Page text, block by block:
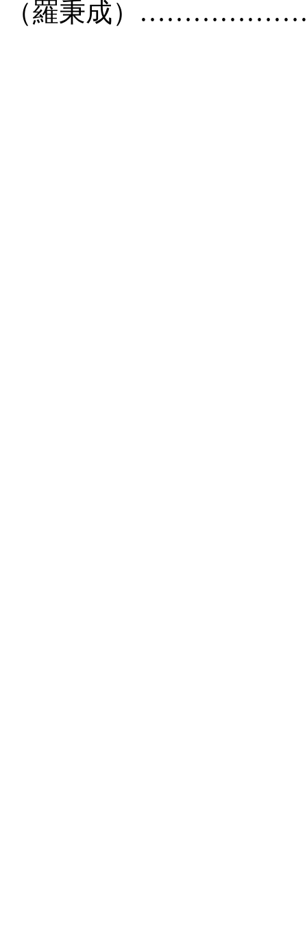
（羅秉成）